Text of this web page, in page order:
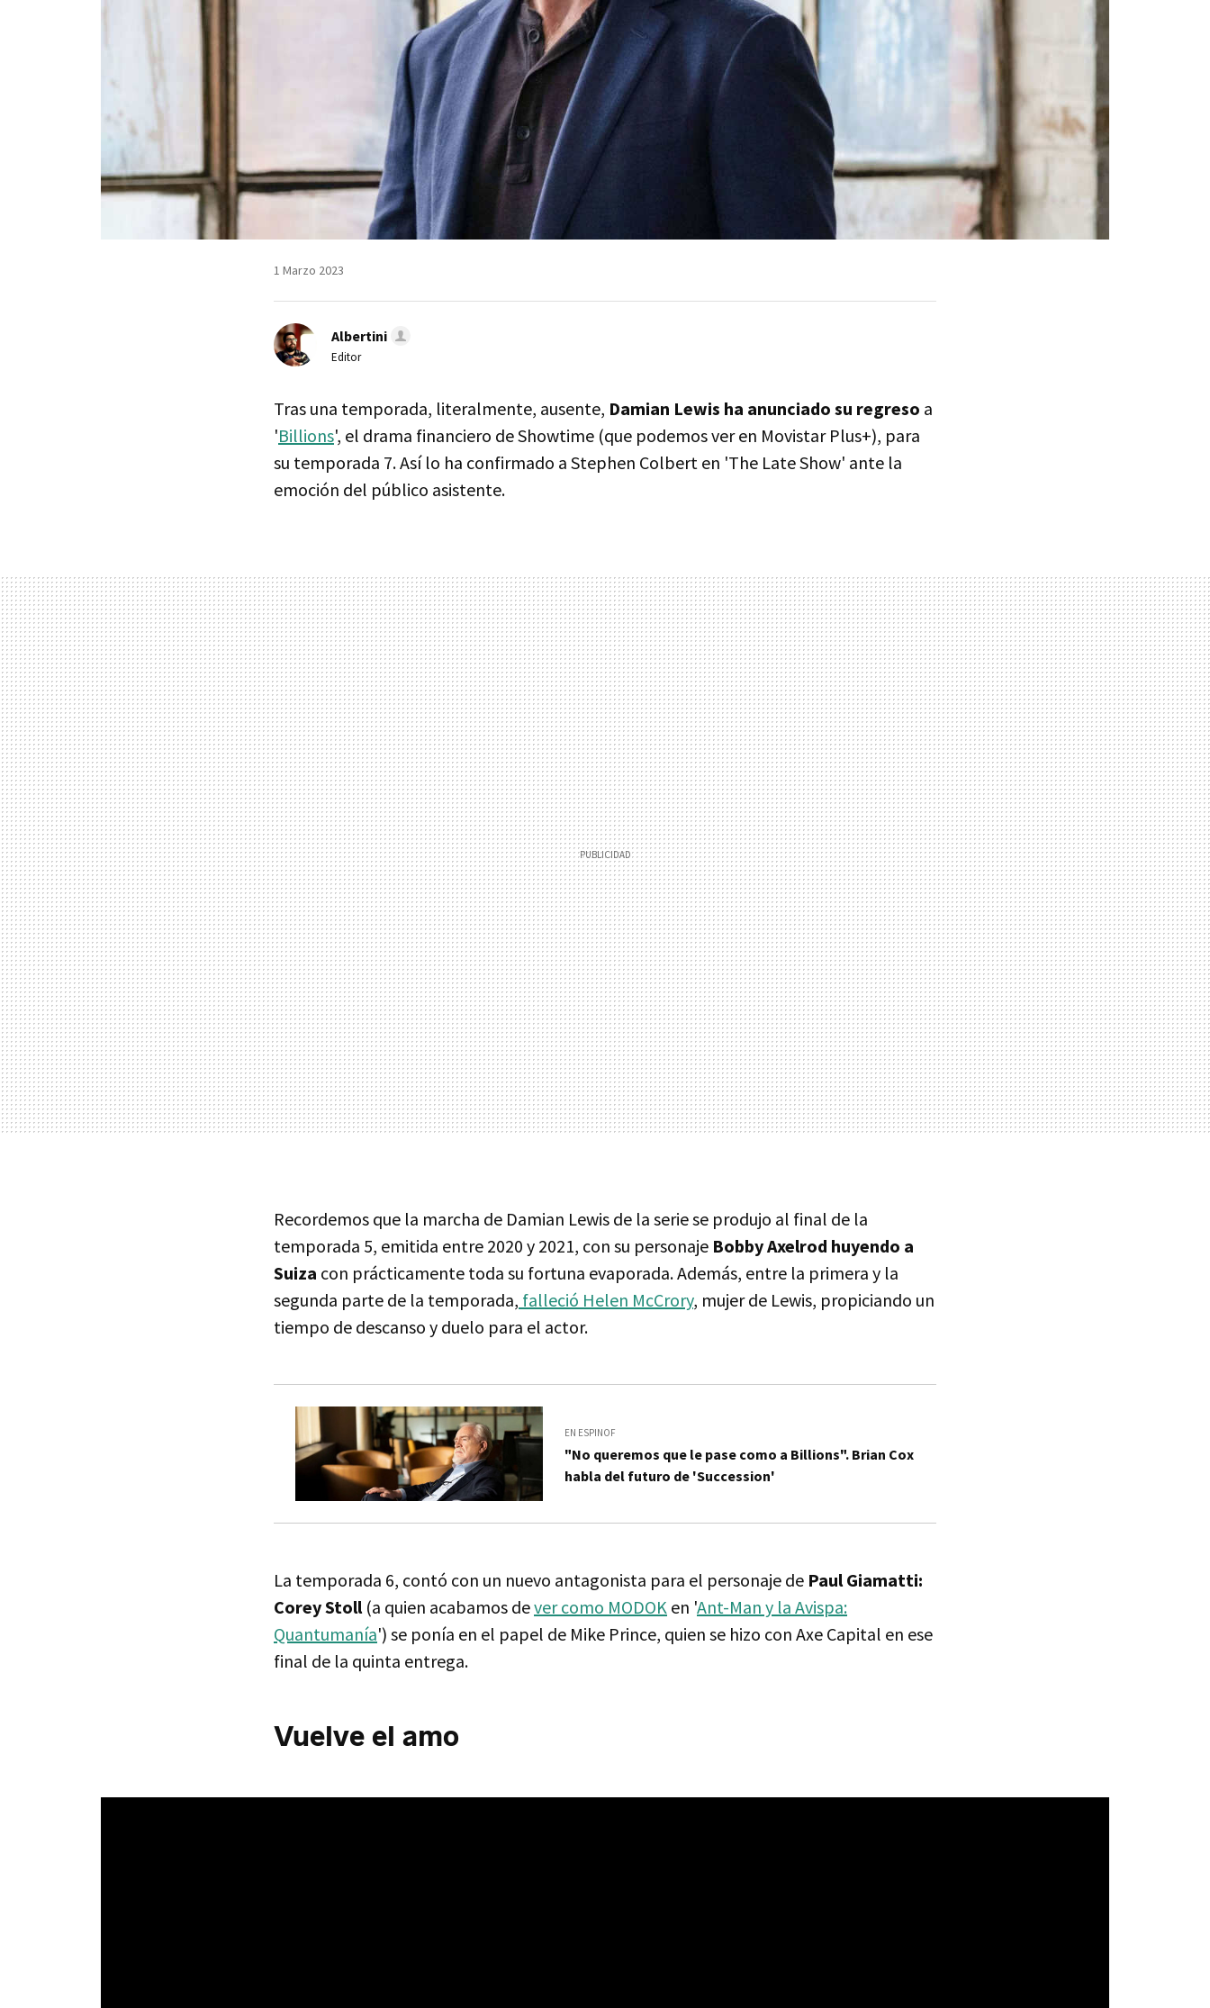
1 Marzo 2023
Albertini
Editor
Tras una temporada, literalmente, ausente, Damian Lewis ha anunciado su regreso a
'Billions', el drama financiero de Showtime (que podemos ver en Movistar Plus+), para
su temporada 7. Así lo ha confirmado a Stephen Colbert en 'The Late Show' ante la
emoción del público asistente.
Recordemos que la marcha de Damian Lewis de la serie se produjo al final de la
temporada 5, emitida entre 2020 y 2021, con su personaje Bobby Axelrod huyendo a
Suiza con prácticamente toda su fortuna evaporada. Además, entre la primera y la
segunda parte de la temporada, falleció Helen McCrory, mujer de Lewis, propiciando un
tiempo de descanso y duelo para el actor.
EN ESPINOF
"No queremos que le pase como a Billions". Brian Cox
habla del futuro de 'Succession'
La temporada 6, contó con un nuevo antagonista para el personaje de Paul Giamatti:
Corey Stoll(a quien acabamos dever como MODOK en 'Ant-Man y la Avispa:
Quantumanía') se ponía en el papel de Mike Prince, quien se hizo con Axe Capital en ese
final de la quinta entrega.
Vuelve el amo